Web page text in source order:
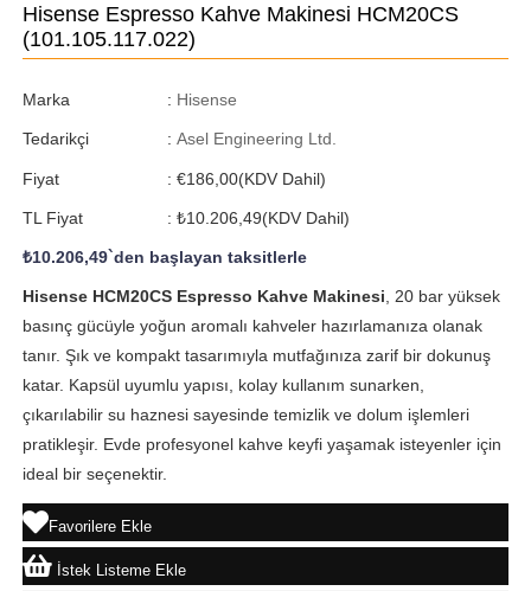
Hisense Espresso Kahve Makinesi HCM20CS
(101.105.117.022)
Marka : Hisense
Tedarikçi : Asel Engineering Ltd.
Fiyat : €186,00(KDV Dahil)
TL Fiyat : ₺10.206,49(KDV Dahil)
₺10.206,49`den başlayan taksitlerle
Hisense HCM20CS Espresso Kahve Makinesi , 20 bar yüksek
basınç gücüyle yoğun aromalı kahveler hazırlamanıza olanak
tanır. Şık ve kompakt tasarımıyla mutfağınıza zarif bir dokunuş
katar. Kapsül uyumlu yapısı, kolay kullanım sunarken,
çıkarılabilir su haznesi sayesinde temizlik ve dolum işlemleri
pratikleşir. Evde profesyonel kahve keyfi yaşamak isteyenler için
ideal bir seçenektir.
Favorilere Ekle
İstek Listeme Ekle